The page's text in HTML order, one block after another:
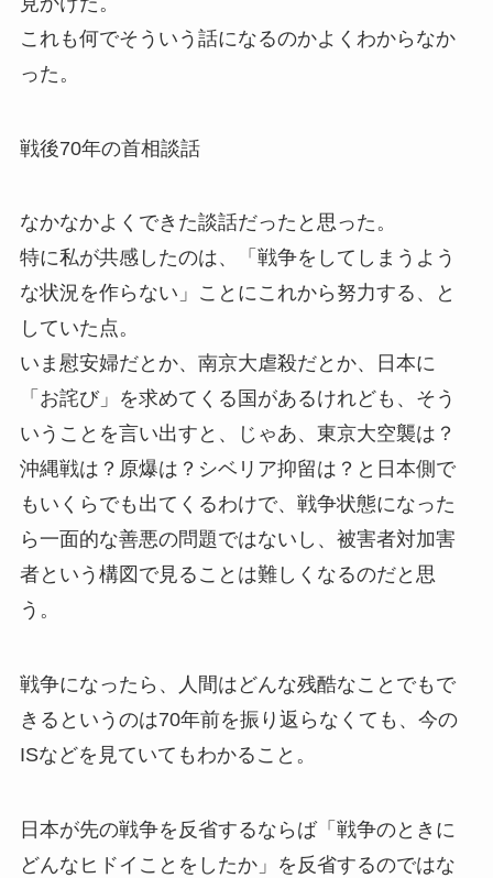
これも何でそういう話になるのかよくわからなか
った。
戦後70年の首相談話
なかなかよくできた談話だったと思った。
特に私が共感したのは、「戦争をしてしまうよう
な状況を作らない」ことにこれから努力する、と
していた点。
いま慰安婦だとか、南京大虐殺だとか、日本に
「お詫び」を求めてくる国があるけれども、そう
いうことを言い出すと、じゃあ、東京大空襲は？
沖縄戦は？原爆は？シベリア抑留は？と日本側で
もいくらでも出てくるわけで、戦争状態になった
ら一面的な善悪の問題ではないし、被害者対加害
者という構図で見ることは難しくなるのだと思
う。
戦争になったら、人間はどんな残酷なことでもで
きるというのは70年前を振り返らなくても、今の
ISなどを見ていてもわかること。
日本が先の戦争を反省するならば「戦争のときに
どんなヒドイことをしたか」を反省するのではな